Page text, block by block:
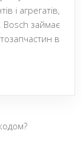
і агрегатів,
займає
в